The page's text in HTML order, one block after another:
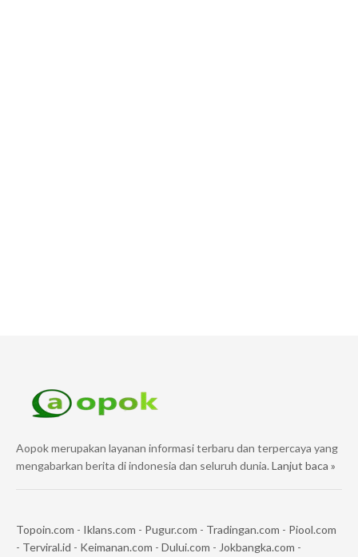
Aopok merupakan layanan informasi terbaru dan terpercaya yang
mengabarkan berita di indonesia dan seluruh dunia. Lanjut baca »
Topoin.com - Iklans.com - Pugur.com - Tradingan.com - Piool.com
- Terviral.id - Keimanan.com - Dului.com - Jokbangka.com -